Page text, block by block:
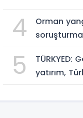
4
Orman
5
TÜRKYED:
yatırım,